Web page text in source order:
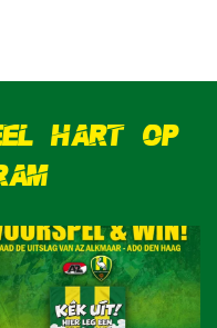
HART OP